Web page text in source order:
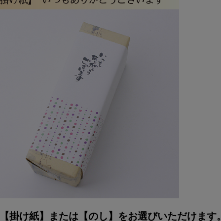
掛け紙】または【のし】をお選びいただけます